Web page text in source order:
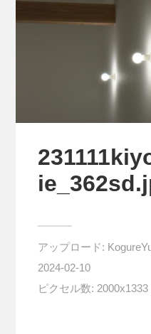
アップロード:
2024-02-10
ピクセル数: 2000x1333